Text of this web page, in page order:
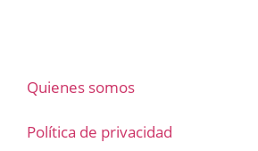
Quienes somos
Política de privacidad